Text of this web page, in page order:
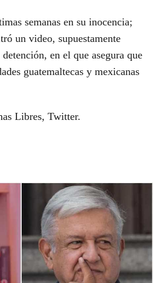
semanas en su inocencia;
un video, supuestamente
en el que asegura que
guatemaltecas y mexicanas
Libres, Twitter.